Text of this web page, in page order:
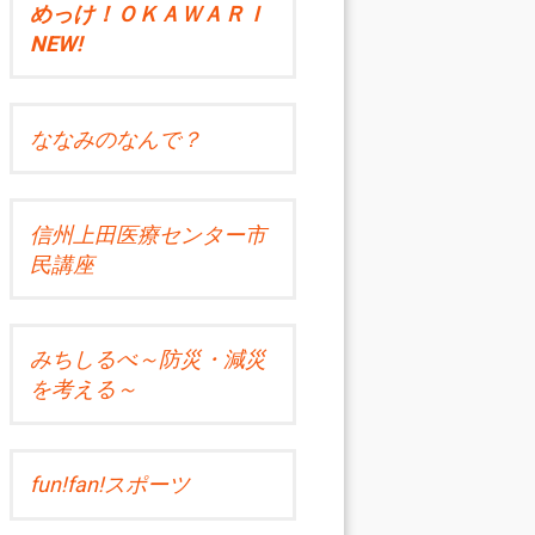
めっけ！ＯＫＡＷＡＲＩ
NEW!
ななみのなんで？
信州上田医療センター市
民講座
みちしるべ～防災・減災
を考える～
fun!fan!スポーツ